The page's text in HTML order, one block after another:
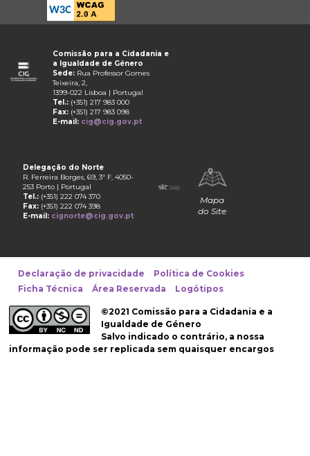
Comissão para a Cidadania e
a Igualdade de Género
Sede: Rua Professor Gomes
Teixeira, 2,
1399-022 Lisboa | Portugal
Tel.: (+351) 217 983 000
Fax: (+351) 217 983 098
E-mail: cig@cig.gov.pt
Delegação do Norte
R. Ferreira Borges, 69, 3º F, 4050-
253 Porto | Portugal
Tel.: (+351) 222 074 370
Fax: (+351) 222 074 398
E-mail: cignorte@cig.gov.pt
Mapa
do Site
Declaração de privacidade
Política de Cookies
Ficha Técnica
Área Reservada Logótipos
©2021 Comissão para a Cidadania e a
Igualdade de Género
Salvo indicado o contrário, a nossa
informação pode ser replicada sem quaisquer encargos